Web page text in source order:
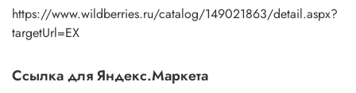
https://www.wildberries.ru/catalog/149021863/detail.aspx?
targetUrl=EX
Ссылка для Яндекс.Маркета